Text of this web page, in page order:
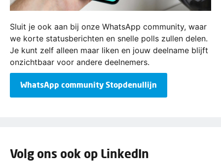
Sluit je ook aan bij onze WhatsApp community, waar
we korte statusberichten en snelle polls zullen delen.
Je kunt zelf alleen maar liken en jouw deelname blijft
onzichtbaar voor andere deelnemers.
WhatsApp community Stopdenullijn
Volg ons ook op LinkedIn